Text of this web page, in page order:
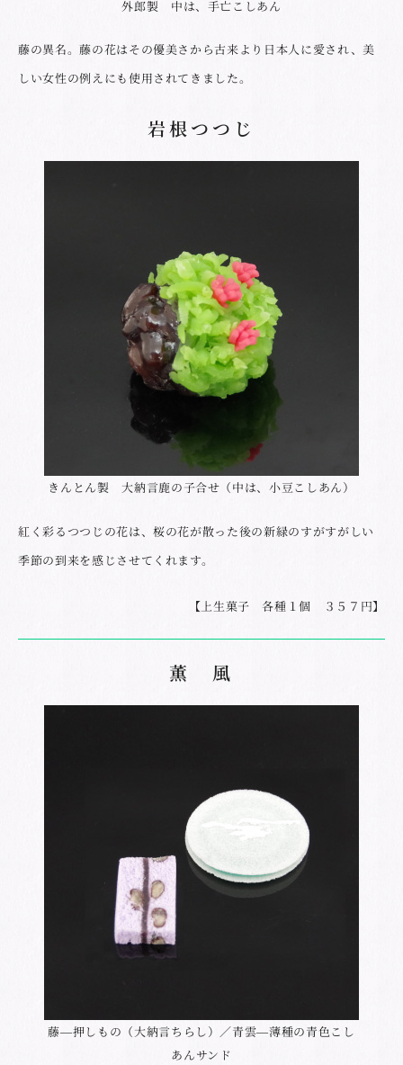
外郎製 中は、手亡こしあん
藤の異名。藤の花はその優美さから古来より日本人に愛され、美
しい女性の例えにも使用されてきました。
岩根つつじ
きんとん製 大納言鹿の子合せ（中は、小豆こしあん）
紅く彩るつつじの花は、桜の花が散った後の新緑のすがすがしい
季節の到来を感じさせてくれます。
【上生菓子 各種１個 ３５７円】
薫 風
藤―押しもの（大納言ちらし）／青雲―薄種の青色こし
あんサンド